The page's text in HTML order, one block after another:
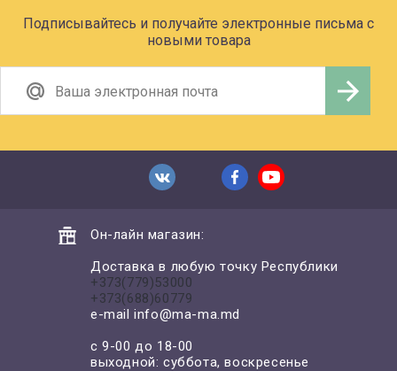
Подписывайтесь и получайте электронные письма с
новыми товара
Он-лайн магазин:
Доставка в любую точку Республики
+373(779)53000
+373(688)60779
e-mailinfo@ma-ma.md
с 9-00 до 18-00
выходной: суббота, воскресенье